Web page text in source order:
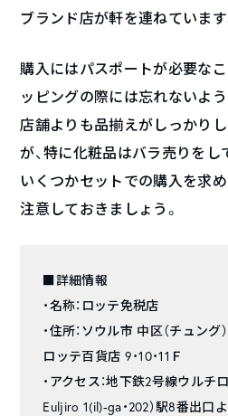
ブランド店が軒を連ねています
購入にはパスポートが必要な
ッピングの際には忘れないよ
店舗よりも品揃えがしっかり
が、特に化粧品はバラ売りをし
いくつかセットでの購入を求
注意しておきましょう。
■詳細情報
・名称：ロッテ免税店
・住所：ソウル市 中区（チュング
ロッテ百貨店 9・10・11Ｆ
・アクセス：地下鉄2号線ウルチ
Euljiro 1(il)-ga・202）駅8番出口